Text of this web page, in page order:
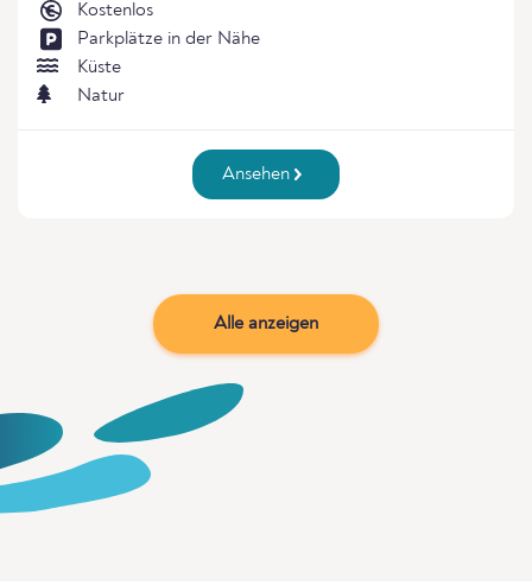
Kostenlos
Parkplätze in der Nähe
Küste
Natur
Ansehen
Alle anzeigen